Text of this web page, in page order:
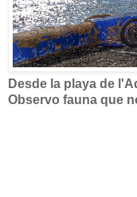
Desde la playa de
Observo fauna que